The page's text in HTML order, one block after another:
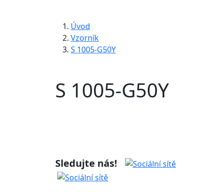
Úvod
Vzorník
S 1005-G50Y
S 1005-G50Y
Sledujte nás!